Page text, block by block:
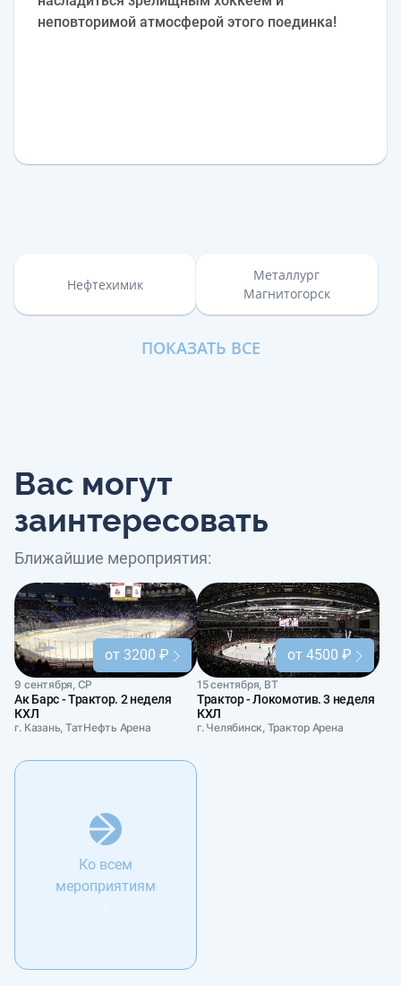
неповторимой атмосферой этого поединка!
Нефтехимик
Металлург
Магнитогорск
ПОКАЗАТЬ ВСЕ
Вас могут
заинтересовать
Ближайшие мероприятия:
от 3200 ₽
9 сентября, СР
Ак Барс - Трактор. 2 неделя
КХЛ
г. Казань, ТатНефть Арена
от 4500 ₽
15 сентября, ВТ
Трактор - Локомотив. 3 неделя
КХЛ
г. Челябинск, Трактор Арена
Ко всем
мероприятиям